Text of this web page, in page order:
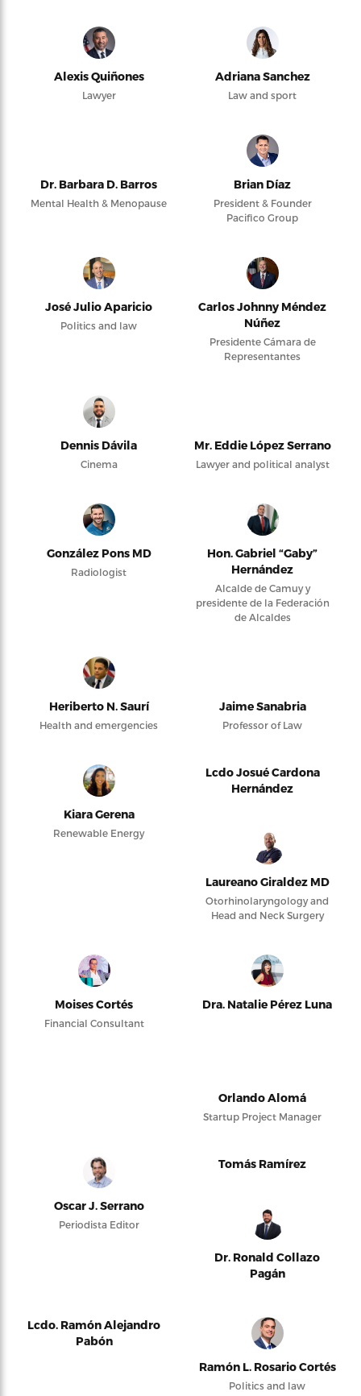
Alexis Quiñones
Lawyer
Adriana Sanchez
Law and sport
Dr. Barbara D. Barros
Mental Health & Menopause
Brian Díaz
President & Founder
Pacifico Group
José Julio Aparicio
Politics and law
Carlos Johnny Méndez
Núñez
Presidente Cámara de
Representantes
Dennis Dávila
Cinema
Mr. Eddie López Serrano
Lawyer and political analyst
González Pons MD
Radiologist
Hon. Gabriel “Gaby”
Hernández
Alcalde de Camuy y
presidente de la Federación
de Alcaldes
Heriberto N. Saurí
Health and emergencies
Jaime Sanabria
Professor of Law
Kiara Gerena
Renewable Energy
Lcdo Josué Cardona
Hernández
Laureano Giraldez MD
Otorhinolaryngology and
Head and Neck Surgery
Moises Cortés
Financial Consultant
Dra. Natalie Pérez Luna
Orlando Alomá
Startup Project Manager
Oscar J. Serrano
Periodista Editor
Tomás Ramírez
Dr. Ronald Collazo
Pagán
Lcdo. Ramón Alejandro
Pabón
Ramón L. Rosario Cortés
Politics and law